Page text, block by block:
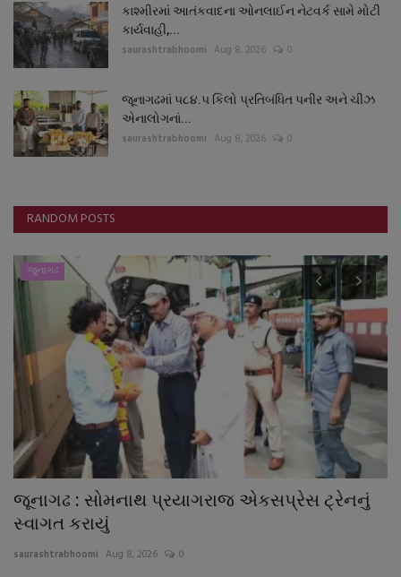
કાશ્મીરમાં આતંકવાદના ઓનલાઈન નેટવર્ક સામે મોટી
કાર્યવાહી,...
saurashtrabhoomi Aug 8, 2026 0
જૂનાગઢમાં ૫૮૪.૫ કિલો પ્રતિબંધિત પનીર અને ચીઝ
એનાલોગનાં...
saurashtrabhoomi Aug 8, 2026 0
RANDOM POSTS
જુનાગઢ
જૂનાગઢ : સોમનાથ પ્રયાગરાજ એકસપ્રેસ ટ્રેનનું
સ્વાગત કરાયું
saurashtrabhoomi Aug 8, 2026 0